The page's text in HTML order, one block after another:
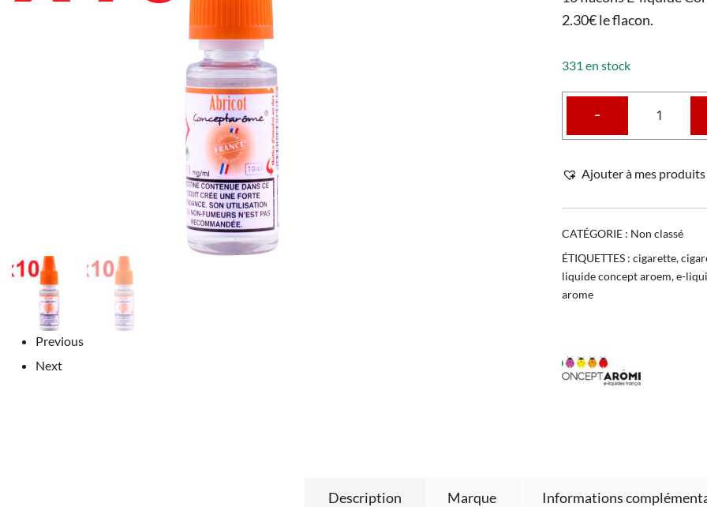
Previous
Next
2.30€ le flacon.
331 en stock
-
Ajouter à mes
CATÉGORIE : Non classé
ÉTIQUETTES : cigarette,
liquide concept aroem,e-
arome
Description Marque Informations